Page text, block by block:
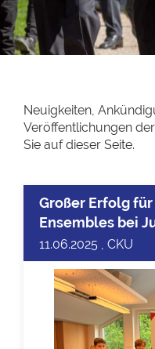
Neuigkeiten,
Veröffentlichungen
Sie auf dieser Seite.
Großer Erfolg
Ensembles bei
11.06.2025 , CKU